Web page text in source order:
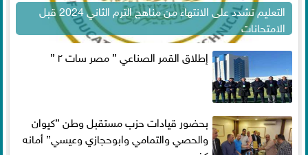
التعليم تشدد على الانتهاء من مناهج الترم الثاني 2024 قبل
الامتحانات
إطلاق القمر الصناعي ” مصر سات ٢ ”
بحضور قيادات حزب مستقبل وطن ”كيوان
والحصي والتمامي وابوحجازي وعيسي” أمانه